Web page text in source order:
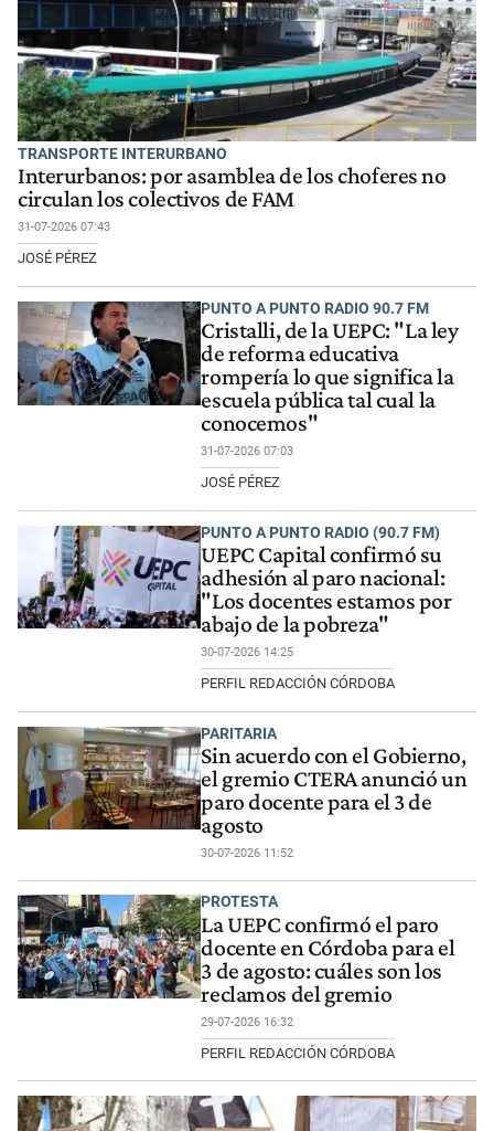
TRANSPORTE INTERURBANO
Interurbanos: por asamblea de los choferes no
circulan los colectivos de FAM
31-07-2026 07:43
JOSÉ PÉREZ
PUNTO A PUNTO RADIO 90.7 FM
Cristalli, de la UEPC: "La ley
de reforma educativa
rompería lo que significa la
escuela pública tal cual la
conocemos"
31-07-2026 07:03
JOSÉ PÉREZ
PUNTO A PUNTO RADIO (90.7 FM)
UEPC Capital confirmó su
adhesión al paro nacional:
"Los docentes estamos por
abajo de la pobreza"
30-07-2026 14:25
PERFIL REDACCIÓN CÓRDOBA
PARITARIA
Sin acuerdo con el Gobierno,
el gremio CTERA anunció un
paro docente para el 3 de
agosto
30-07-2026 11:52
PROTESTA
La UEPC confirmó el paro
docente en Córdoba para el
3 de agosto: cuáles son los
reclamos del gremio
29-07-2026 16:32
PERFIL REDACCIÓN CÓRDOBA